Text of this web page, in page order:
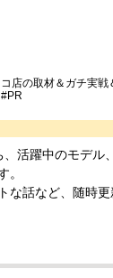
店の取材＆ガチ実戦
活躍中のモデル
。
な話など、随時